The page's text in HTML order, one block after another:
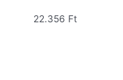
22.356 Ft